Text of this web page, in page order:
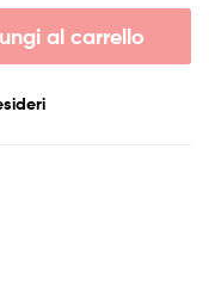
al carrello